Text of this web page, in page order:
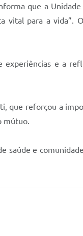
que a
vital para a vida”.
e a
que reforçou a
mútuo.
e